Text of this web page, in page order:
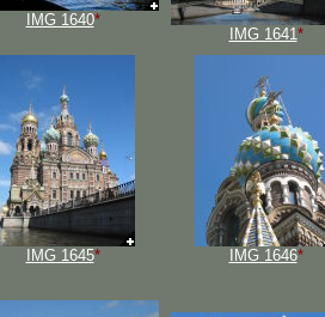
IMG 1640*
IMG 1641 *
IMG 1645* IMG 1646*